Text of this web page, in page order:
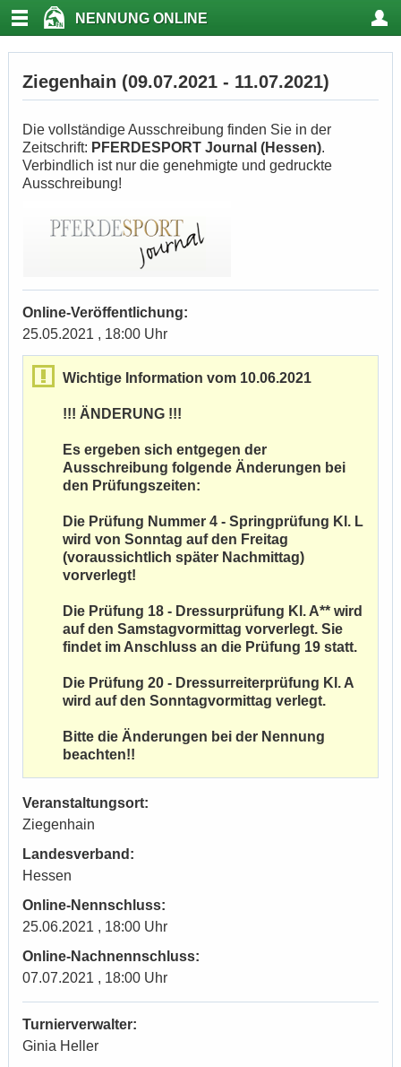
NENNUNG ONLINE
Ziegenhain (09.07.2021 - 11.07.2021)
Die vollständige Ausschreibung finden Sie in der
Zeitschrift: PFERDESPORT Journal (Hessen).
Verbindlich ist nur die genehmigte und gedruckte
Ausschreibung!
Online-Veröffentlichung:
25.05.2021 , 18:00 Uhr
Wichtige Information vom 10.06.2021
!!! ÄNDERUNG !!!
Es ergeben sich entgegen der
Ausschreibung folgende Änderungen bei
den Prüfungszeiten:
Die Prüfung Nummer 4 - Springprüfung Kl. L
wird von Sonntag auf den Freitag
(voraussichtlich später Nachmittag)
vorverlegt!
Die Prüfung 18 - Dressurprüfung Kl. A** wird
auf den Samstagvormittag vorverlegt. Sie
findet im Anschluss an die Prüfung 19 statt.
Die Prüfung 20 - Dressurreiterprüfung Kl. A
wird auf den Sonntagvormittag verlegt.
Bitte die Änderungen bei der Nennung
beachten!!
Veranstaltungsort:
Ziegenhain
Landesverband:
Hessen
Online-Nennschluss:
25.06.2021 , 18:00 Uhr
Online-Nachnennschluss:
07.07.2021 , 18:00 Uhr
Turnierverwalter:
Ginia Heller